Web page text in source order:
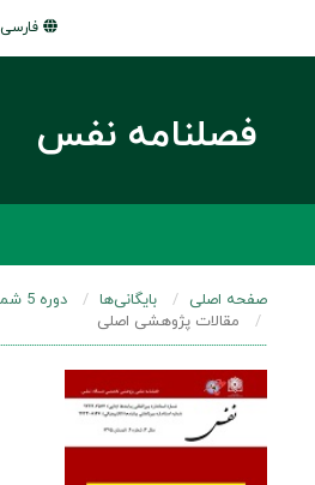
فارسی
فصلنامه نفس
صفحه اصلی بایگانی‌ها
دوره 5 شماره 2 (1397)
مقالات پژوهشی اصلی